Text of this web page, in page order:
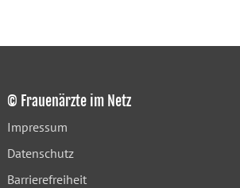
© Frauenärzte im Netz
Impressum
Datenschutz
Barrierefreiheit